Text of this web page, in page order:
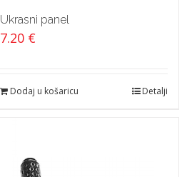
Ukrasni panel
7.20 €
Dodaj u košaricu Detalji